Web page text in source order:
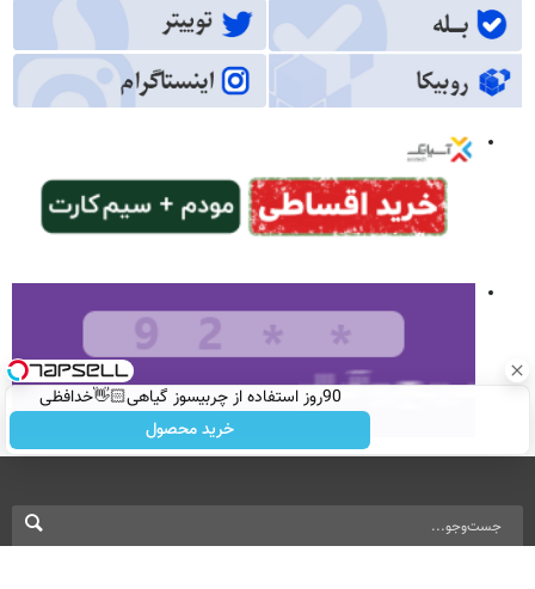
90روز استفاده از چربیسوز گیاهی👋🏻خدافظی
همیشگی با چاقی!خرید با تخفیف
خرید محصول